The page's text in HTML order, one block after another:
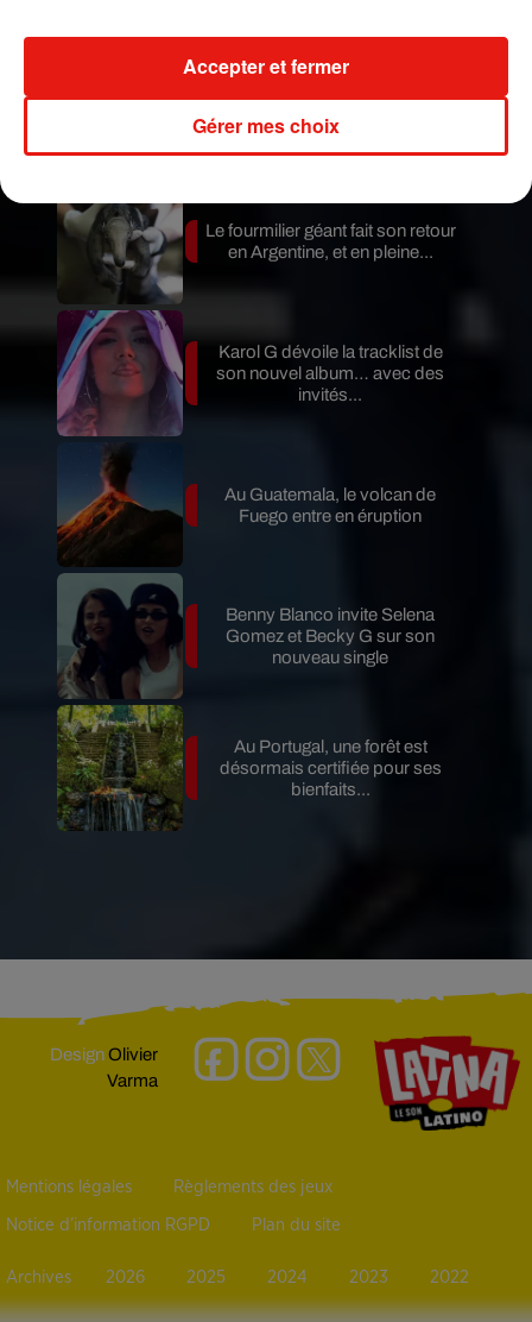
Guatemala : l'éruption du volcan
de Fuego est terminée
Le fourmilier géant fait son retour
en Argentine, et en pleine...
Karol G dévoile la tracklist de
son nouvel album… avec des
invités...
Au Guatemala, le volcan de
Fuego entre en éruption
Benny Blanco invite Selena
Gomez et Becky G sur son
nouveau single
Au Portugal, une forêt est
désormais certifiée pour ses
bienfaits...
DesignOlivier
Varma
Mentions légales Règlements des jeux
Notice d’information RGPD Plan du site
Archives 2026 2025 2024 2023 2022
Gérer mes choix
Accepter et fermer